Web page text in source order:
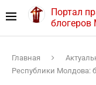
Портал
Главная
Республики Молдова: